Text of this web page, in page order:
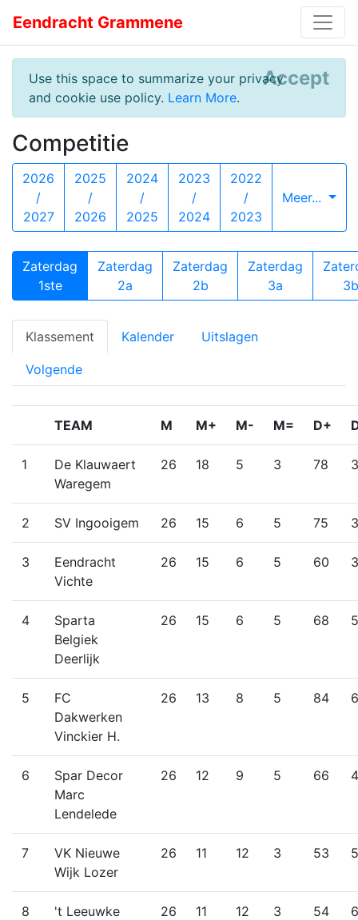
Eendracht Grammene
Use this space to summarize your privacy
and cookie use policy. Learn More.
Accept
Competitie
2026
/
2027
2025
/
2026
2024
/
2025
2023
/
2024
2022
/
2023
Meer...
Zaterdag
1ste
Zaterdag
2a
Zaterdag
2b
Zaterdag
3a
3b
Klassement Kalender Uitslagen
Volgende
TEAM M M+ M- M= D+
1
De Klauwaert
Waregem
26 18 5 3 78
2 SV Ingooigem 26 15 6 5 75
3
Eendracht
Vichte
26 15 6 5 60
4
Sparta
Belgiek
Deerlijk
26 15 6 5 68
5
FC
Dakwerken
Vinckier H.
26 13 8 5 84
6
Spar Decor
Marc
Lendelede
26 12 9 5 66
7
VK Nieuwe
Wijk Lozer
26 11 12 3 53
8
't Leeuwke
26 11 12 3 54